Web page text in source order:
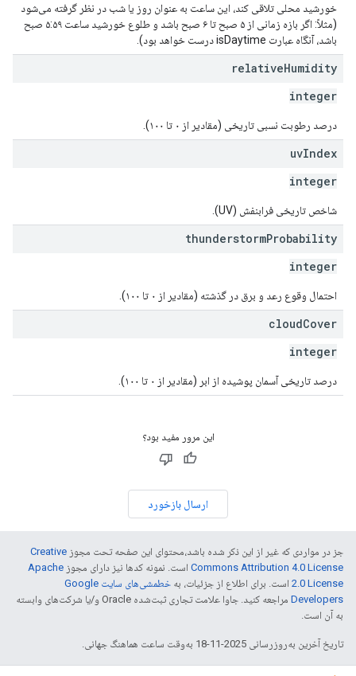
خورشید محلی تلاقی کند، این ساعت به عنوان روز یا شب در نظر گرفته می‌شود
(مثلاً: اگر بازه زمانی از ۵ صبح تا ۶ صبح باشد و طلوع خورشید ساعت ۵:۵۹ صبح
باشد، آنگاه عبارت isDaytime درست خواهد بود).
relativeHumidity
integer
درصد رطوبت نسبی تاریخی (مقادیر از ۰ تا ۱۰۰).
uvIndex
integer
شاخص تاریخی فرابنفش (UV).
thunderstormProbability
integer
احتمال وقوع رعد و برق در گذشته (مقادیر از ۰ تا ۱۰۰).
cloudCover
integer
درصد تاریخی آسمان پوشیده از ابر (مقادیر از ۰ تا ۱۰۰).
این مرور مفید بود؟
ارسال بازخورد
جز در مواردی که غیر از این ذکر شده باشد،‌محتوای این صفحه تحت مجوز Creative
Commons Attribution 4.0 License است. نمونه کدها نیز دارای مجوز Apache
2.0 License است. برای اطلاع از جزئیات، به
خطمشی‌های سایت Google
Developers‏
مراجعه کنید. جاوا علامت تجاری ثبت‌شده Oracle و/یا شرکت‌های وابسته
به آن است.
تاریخ آخرین به‌روزرسانی 2025-11-18 به‌وقت ساعت هماهنگ جهانی.